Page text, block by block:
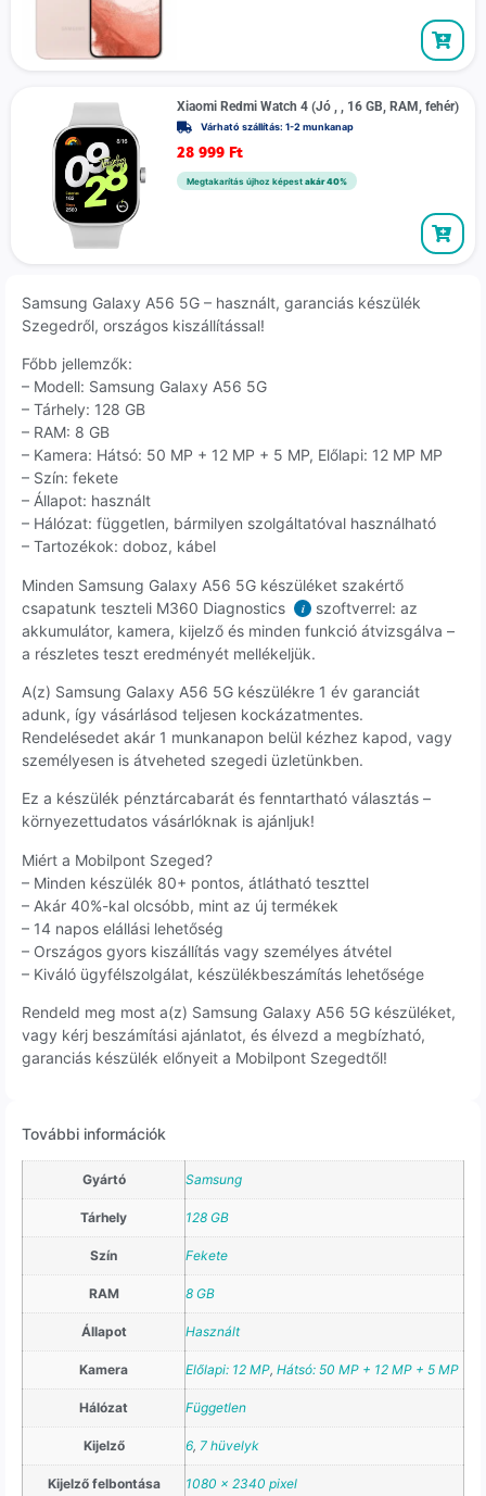
Xiaomi Redmi Watch 4 (Jó , , 16 GB, RAM, fehér)
Várható szállítás: 1-2 munkanap
28 999 Ft
Megtakarítás újhoz képest akár 40%
Samsung Galaxy A56 5G – használt, garanciás készülék
Szegedről, országos kiszállítással!
Főbb jellemzők:
– Modell: Samsung Galaxy A56 5G
– Tárhely: 128 GB
– RAM: 8 GB
– Kamera: Hátsó: 50 MP + 12 MP + 5 MP, Előlapi: 12 MP MP
– Szín: fekete
– Állapot: használt
– Hálózat: független, bármilyen szolgáltatóval használható
– Tartozékok: doboz, kábel
Minden Samsung Galaxy A56 5G készüléket szakértő
csapatunk teszteli M360 Diagnostics
i
szoftverrel: az
akkumulátor, kamera, kijelző és minden funkció átvizsgálva –
a részletes teszt eredményét mellékeljük.
A(z) Samsung Galaxy A56 5G készülékre 1 év garanciát
adunk, így vásárlásod teljesen kockázatmentes.
Rendelésedet akár 1 munkanapon belül kézhez kapod, vagy
személyesen is átveheted szegedi üzletünkben.
Ez a készülék pénztárcabarát és fenntartható választás –
környezettudatos vásárlóknak is ajánljuk!
Miért a Mobilpont Szeged?
– Minden készülék 80+ pontos, átlátható teszttel
– Akár 40%-kal olcsóbb, mint az új termékek
– 14 napos elállási lehetőség
– Országos gyors kiszállítás vagy személyes átvétel
– Kiváló ügyfélszolgálat, készülékbeszámítás lehetősége
Rendeld meg most a(z) Samsung Galaxy A56 5G készüléket,
vagy kérj beszámítási ajánlatot, és élvezd a megbízható,
garanciás készülék előnyeit a Mobilpont Szegedtől!
További információk
Gyártó Samsung
Tárhely 128 GB
Szín Fekete
RAM 8 GB
Állapot Használt
Kamera Előlapi: 12 MP, Hátsó: 50 MP + 12 MP + 5 MP
Hálózat Független
Kijelző 6, 7 hüvelyk
Kijelző felbontása 1080 x 2340 pixel